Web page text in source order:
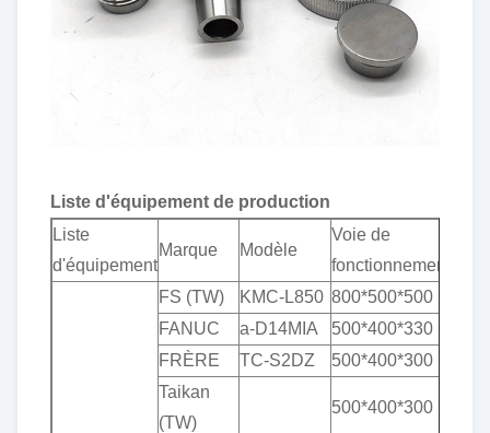
Liste d'équipement de production
Liste
d'équipement
Marque Modèle
Voie de
fonctionnement
FS (TW) KMC-L850 800*500*500
FANUC
a-D14MIA 500*400*330
FRÈRE
TC-S2DZ 500*400*300
Taikan
(TW)
500*400*300